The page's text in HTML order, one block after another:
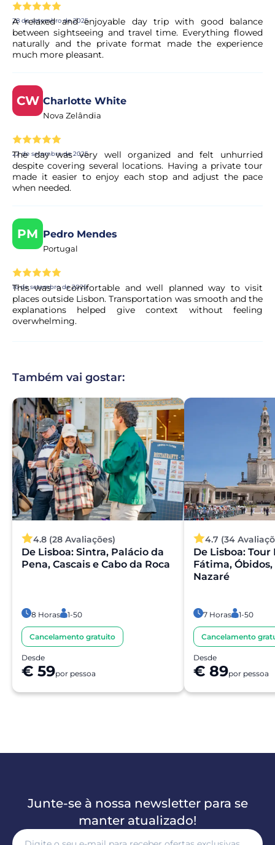
disponibilidade da experiência. Em poucos momentos,
recebe a confirmação no seu e-mail.
Sim. Todos os pagamentos são processados através de
sistemas de pagamento seguros e encriptados,
financeiros.
28 de setembro de 2025
A relaxed and enjoyable day trip with good balance
between sightseeing and travel time. Everything flowed
naturally and the private format made the experience
much more pleasant.
CW Charlotte White
Nova Zelândia
22 de setembro de 2025
The day was very well organized and felt unhurried
despite covering several locations. Having a private tour
made it easier to enjoy each stop and adjust the pace
when needed.
PM Pedro Mendes
Portugal
16 de setembro de 2025
This was a comfortable and well planned way to visit
places outside Lisbon. Transportation was smooth and the
explanations helped give context without feeling
overwhelming.
Também vai gostar:
4.8 (28 Avaliações)
De Lisboa: Sintra, Palácio da
Pena, Cascais e Cabo da Roca
8 Horas 1-50
Cancelamento gratuito
Desde
€ 59por pessoa
4.7 (34
De Lisboa:
Fátima,
Nazaré
7 Horas 1-50
Cancelamento
Desde
€ 89por pessoa
Junte-se à nossa newsletter para se
manter atualizado!